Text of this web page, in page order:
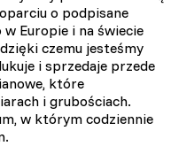
o podpisane
Europie i na świecie
czemu jesteśmy
i sprzedaje przede
które
i grubościach.
w którym codziennie